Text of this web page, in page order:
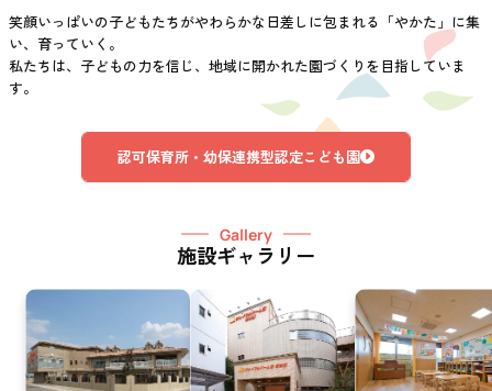
笑顔いっぱいの子どもたちがやわらかな日差しに包まれる「やかた」に集
い、育っていく。
私たちは、子どもの力を信じ、地域に開かれた園づくりを目指していま
す。
認可保育所・幼保連携型認定こども園
Gallery
施設ギャラリー